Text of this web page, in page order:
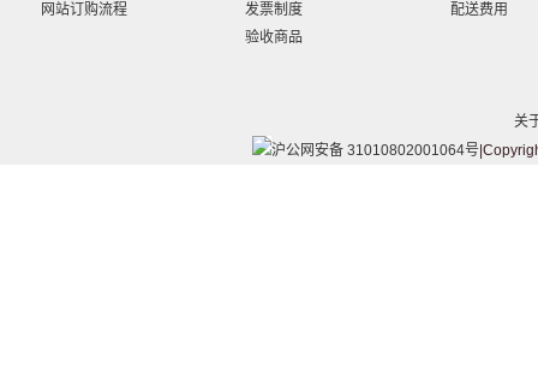
网站订购流程
发票制度
验收商品
配送费用
关
沪公网安备 31010802001064号